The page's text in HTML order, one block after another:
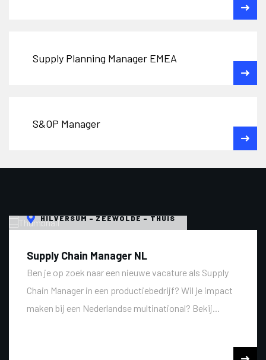
Supply Planning Manager EMEA
S&OP Manager
HILVERSUM - ZEEWOLDE - THUIS
Supply Chain Manager NL
Ben je op zoek naar een nieuwe vacature als Supply
Chain Manager in een productiebedrijf? Wil je impact
maken bij een Nederlandse multinational? Bekij...